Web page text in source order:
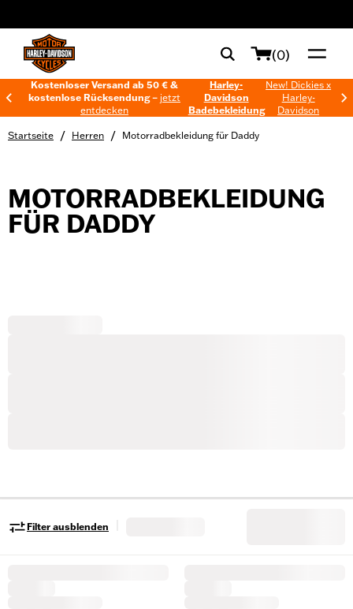
(0)
Kostenloser Versand ab 50 € &
kostenlose Rücksendung – jetzt
entdecken
Harley-
Davidson
Badebekleidung
New! Dickies x
Harley-
Davidson
Startseite / Herren / Motorradbekleidung für Daddy
MOTORRADBEKLEIDUNG
FÜR DADDY
Filter ausblenden